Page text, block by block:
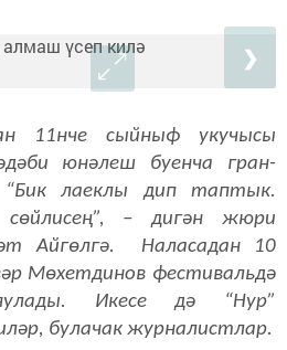
❯
11нче сыйныф укучысы
юнәлеш буенча гран-
лаеклы дип таптык.
сөйлисең”, – дигән жюри
Айгөлгә. Наласадан 10
Мөхетдинов фестивальдә
Икесе дә “Нур”
булачак журналистлар.